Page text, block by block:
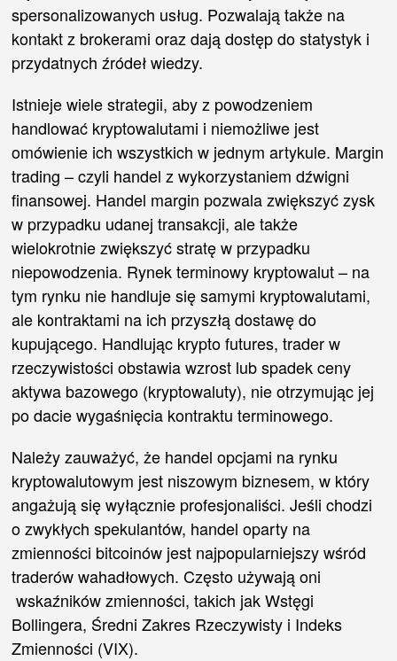
spersonalizowanych usług. Pozwalają także na
kontakt z brokerami oraz dają dostęp do statystyk i
przydatnych źródeł wiedzy.
Istnieje wiele strategii, aby z powodzeniem
handlować kryptowalutami i niemożliwe jest
omówienie ich wszystkich w jednym artykule. Margin
trading – czyli handel z wykorzystaniem dźwigni
finansowej. Handel margin pozwala zwiększyć zysk
w przypadku udanej transakcji, ale także
wielokrotnie zwiększyć stratę w przypadku
niepowodzenia. Rynek terminowy kryptowalut – na
tym rynku nie handluje się samymi kryptowalutami,
ale kontraktami na ich przyszłą dostawę do
kupującego. Handlując krypto futures, trader w
rzeczywistości obstawia wzrost lub spadek ceny
aktywa bazowego (kryptowaluty), nie otrzymując jej
po dacie wygaśnięcia kontraktu terminowego.
Należy zauważyć, że handel opcjami na rynku
kryptowalutowym jest niszowym biznesem, w który
angażują się wyłącznie profesjonaliści. Jeśli chodzi
o zwykłych spekulantów, handel oparty na
zmienności bitcoinów jest najpopularniejszy wśród
traderów wahadłowych. Często używają oni
wskaźników zmienności, takich jak Wstęgi
Bollingera, Średni Zakres Rzeczywisty i Indeks
Zmienności (VIX).